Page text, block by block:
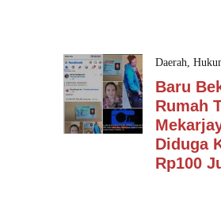
Daerah
Baru
Rumah
Diduga
Rp100